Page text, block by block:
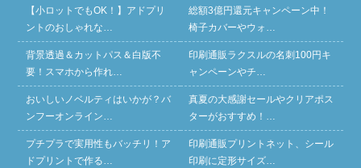
【小ロットでもOK！】アドプリ
ントのおしゃれな…
背景透過＆カットパス＆白版不
要！スマホから作れ…
おいしいノベルティはいかが？バ
ンフーオンライン…
プチプラで実用性もバッチリ！ア
ドプリントで作る…
総額3億円還元キャンペーン中！
椅子カバーやウォ…
印刷通販ラクスルの名刺100円キ
ャンペーンやチ…
真夏の大感謝セールやクリアポス
ターがおすすめ！…
印刷通販プリントネット、シール
印刷に定形サイズ…